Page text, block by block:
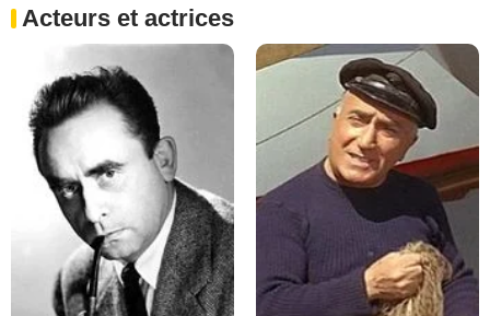
Acteurs et actrices